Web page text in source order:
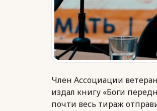
Член Ассоциации
издал книгу «Боги
почти весь тираж